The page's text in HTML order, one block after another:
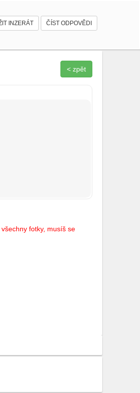
INZERÁT ČÍST ODPOVĚDI
< zpět
fotky, musíš se